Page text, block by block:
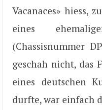
Vacanaces» hiess,
eines
(Chassisnummer
geschah nicht, das
eines deutschen
durfte, war einfach